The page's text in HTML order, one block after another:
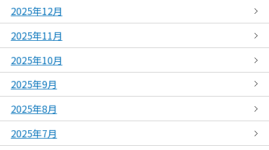
2025年12月
2025年11月
2025年10月
2025年9月
2025年8月
2025年7月